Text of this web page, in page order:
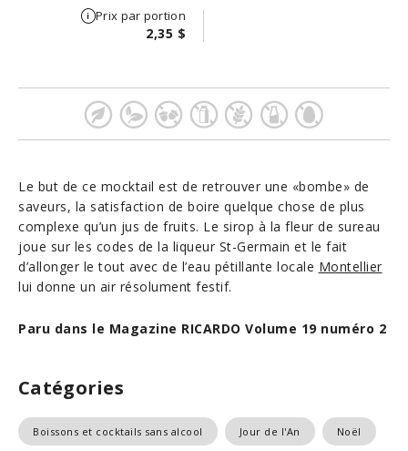
Prix par portion
2,35 $
Le but de ce mocktail est de retrouver une «bombe» de
saveurs, la satisfaction de boire quelque chose de plus
complexe qu’un jus de fruits. Le sirop à la fleur de sureau
joue sur les codes de la liqueur St-Germain et le fait
d’allonger le tout avec de l’eau pétillante locale Montellier
lui donne un air résolument festif.
Paru dans le Magazine RICARDO Volume 19 numéro 2
Catégories
Boissons et cocktails sans alcool Jour de l'An Noël